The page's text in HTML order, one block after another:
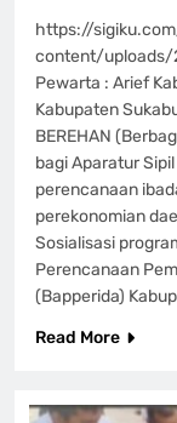
https://
content/uploads/
Pewarta : Arief
Kabupaten
BEREHAN
bagi Aparatur
perencanaan
perekonomian
Sosialisasi
Perencanaan
(Bapperida)
Read More